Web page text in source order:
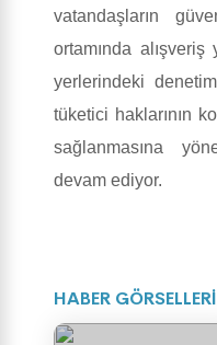
vatandaşların
ortamında
yerlerindeki
tüketici haklarının
sağlanmasına
devam ediyor.
HABER GÖRSELLERİ